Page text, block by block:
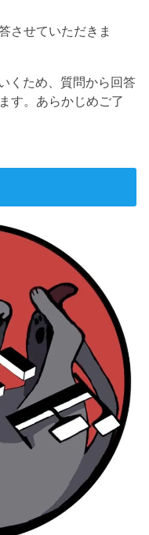
させていただきま
くため、質問から回答
す。あらかじめご了